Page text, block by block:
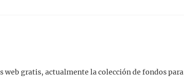
web gratis, actualmente la colección de fondos para